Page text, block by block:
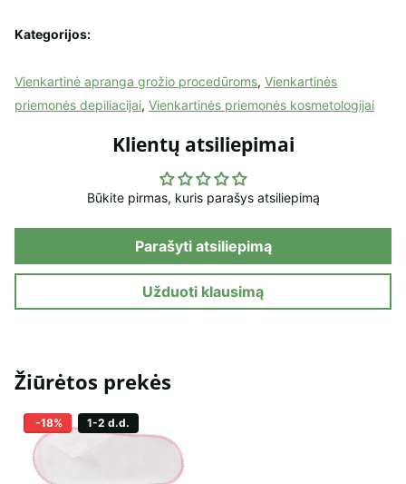
Kategorijos:
Vienkartinė apranga grožio procedūroms, Vienkartinės
priemonės depiliacijai, Vienkartinės priemonės kosmetologijai
Klientų atsiliepimai
Būkite pirmas, kuris parašys atsiliepimą
Parašyti atsiliepimą
Užduoti klausimą
Žiūrėtos prekės
-18% 1-2 d.d.